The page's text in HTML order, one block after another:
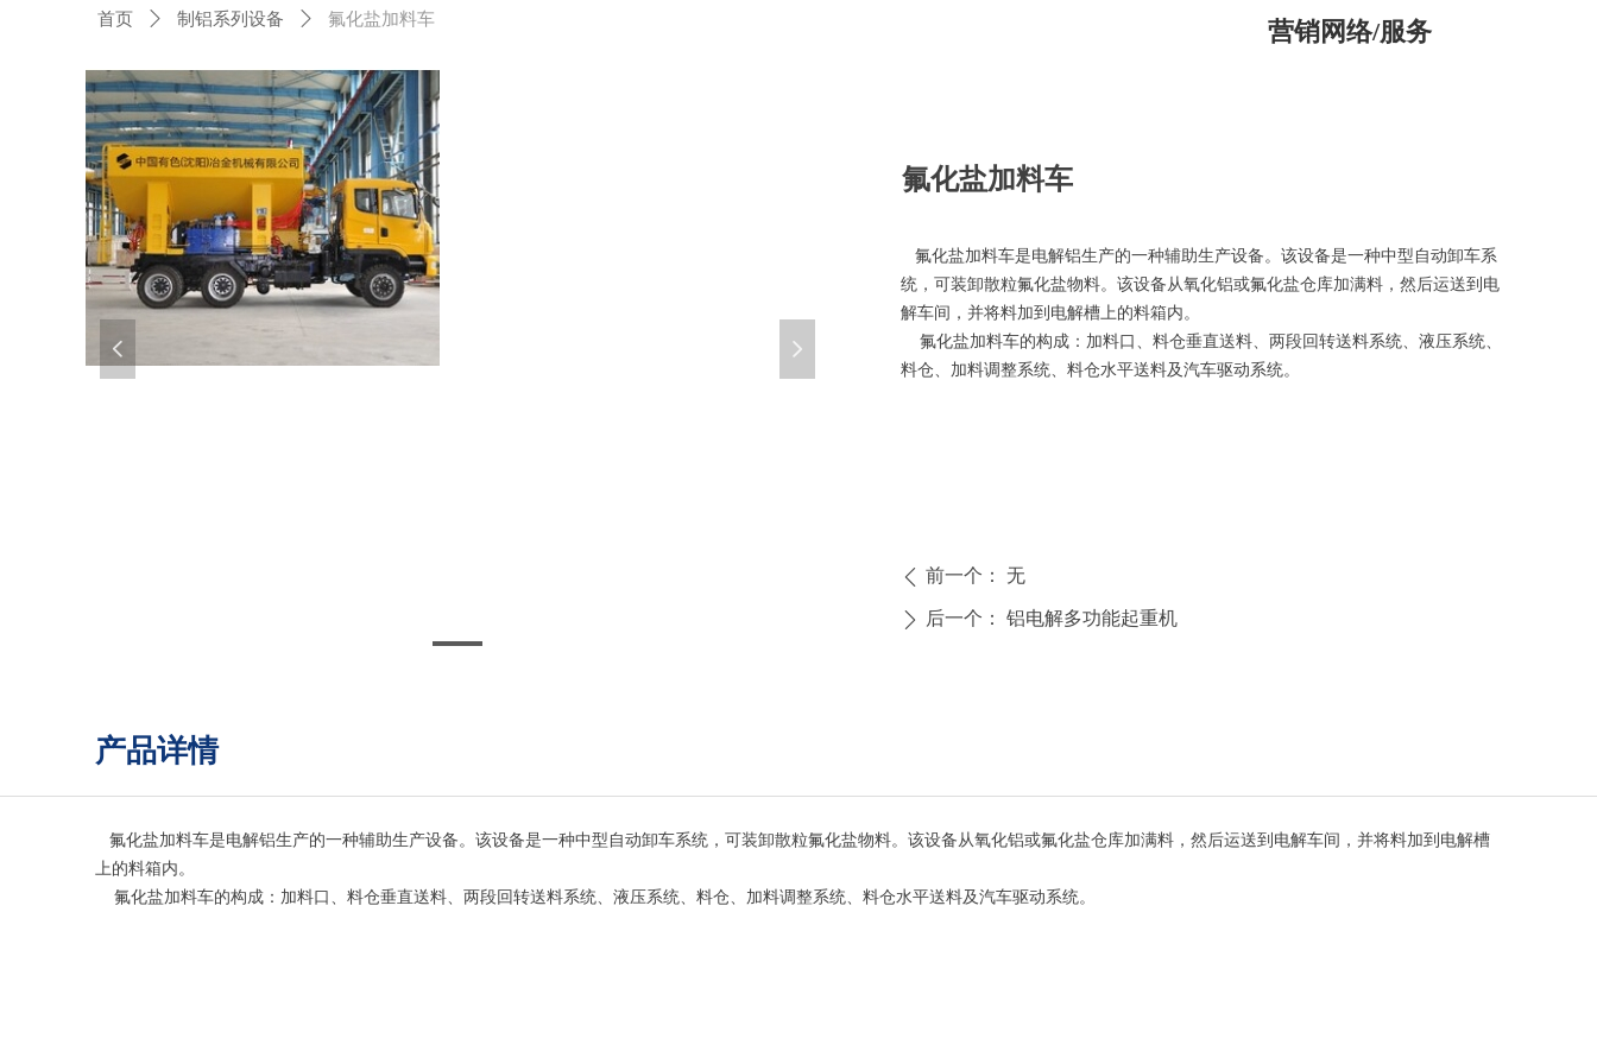
ꄲ 后一个： 铝电解多功能起重机
ꄴ 前一个： 无
首页 ꄲ 制铝系列设备 ꄲ 氟化盐加料车
넳 넲
氟化盐加料车
氟化盐加料车是电解铝生产的一种辅助生产设备。该设备是一种中型自动卸车系
统，可装卸散粒氟化盐物料。该设备从氧化铝或氟化盐仓库加满料，然后运送到电
解车间，并将料加到电解槽上的料箱内。
氟化盐加料车的构成：加料口、料仓垂直送料、两段回转送料系统、液压系统、
料仓、加料调整系统、料仓水平送料及汽车驱动系统。
营销网络/服务
产品详情
氟化盐加料车是电解铝生产的一种辅助生产设备。该设备是一种中型自动卸车系统，可装卸散粒氟化盐物料。该设备从氧化铝或氟化盐仓库加满料，然后运送到电解车间，并将料加到电解槽
上的料箱内。
氟化盐加料车的构成：加料口、料仓垂直送料、两段回转送料系统、液压系统、料仓、加料调整系统、料仓水平送料及汽车驱动系统。